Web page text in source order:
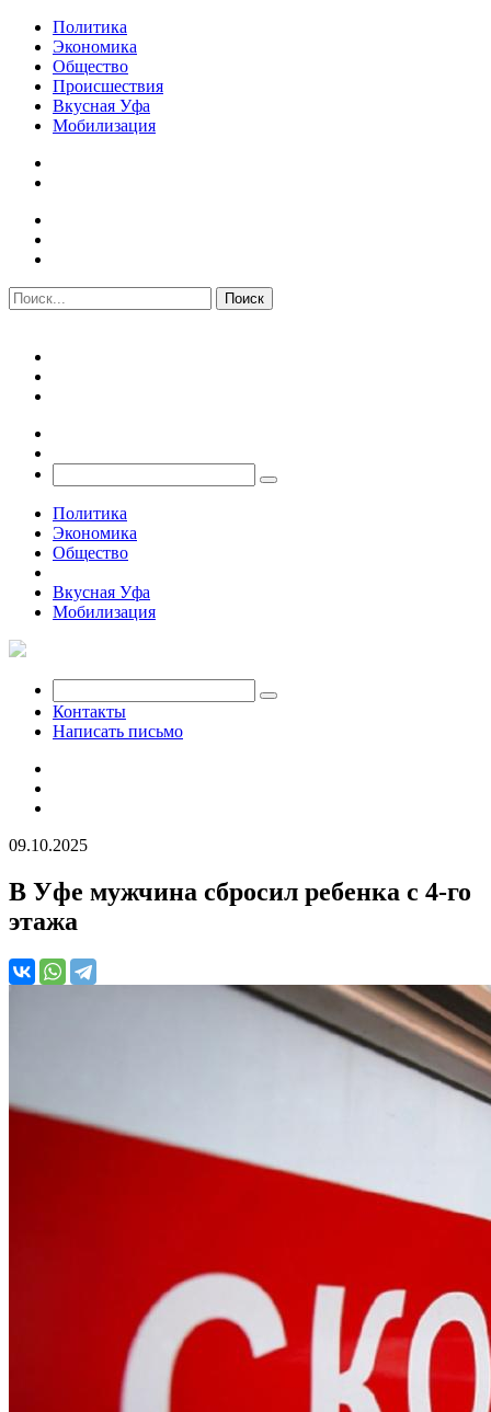
Политика
Экономика
Общество
Происшествия
Вкусная Уфа
Мобилизация
Политика
Экономика
Общество
Вкусная Уфа
Мобилизация
Контакты
Написать письмо
09.10.2025
В Уфе мужчина сбросил ребенка с 4-го
этажа